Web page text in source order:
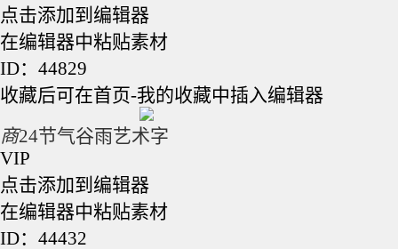
点击添加到编辑器
在编辑器中粘贴素材
ID：44829
收藏后可在首页-我的收藏中插入编辑器
商24节气谷雨艺术字
VIP
点击添加到编辑器
在编辑器中粘贴素材
ID：44432